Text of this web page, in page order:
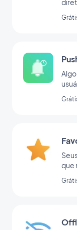
que